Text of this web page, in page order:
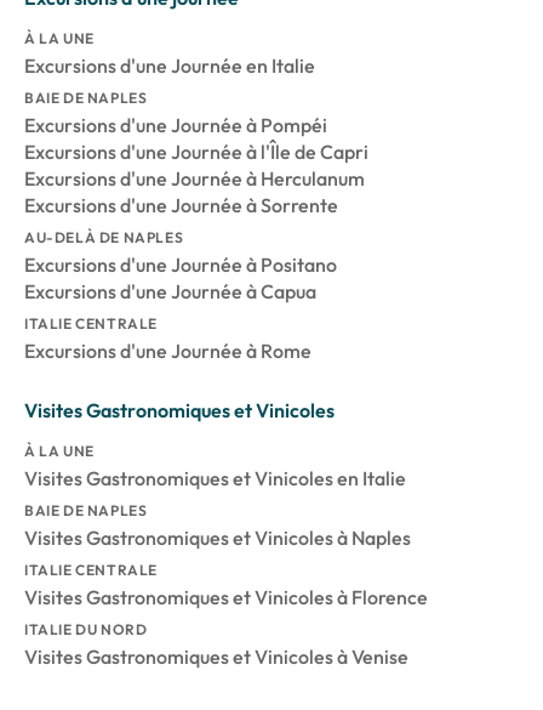
À LA UNE
Excursions d'une Journée en Italie
BAIE DE NAPLES
Excursions d'une Journée à Pompéi
Excursions d'une Journée à l'Île de Capri
Excursions d'une Journée à Herculanum
Excursions d'une Journée à Sorrente
AU-DELÀ DE NAPLES
Excursions d'une Journée à Positano
Excursions d'une Journée à Capua
ITALIE CENTRALE
Excursions d'une Journée à Rome
Visites Gastronomiques et Vinicoles
À LA UNE
Visites Gastronomiques et Vinicoles en Italie
BAIE DE NAPLES
Visites Gastronomiques et Vinicoles à Naples
ITALIE CENTRALE
Visites Gastronomiques et Vinicoles à Florence
ITALIE DU NORD
Visites Gastronomiques et Vinicoles à Venise